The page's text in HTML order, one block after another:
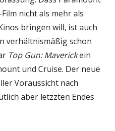
nicht als mehr als
bringen will, ist auch
verhältnismäßig schon
Top Gun: Maverickein
und Cruise. Der neue
Voraussicht nach
aber letzzten Endes